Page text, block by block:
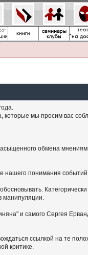
мы просим вас
обмена
понимания
манипуляции.
и самого Сергея
ссылкой на те
критике.